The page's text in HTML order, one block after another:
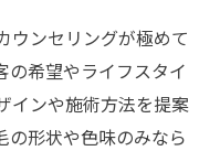
ウンセリングが極めて
の希望やライフスタイ
インや施術方法を提案
の形状や色味のみなら